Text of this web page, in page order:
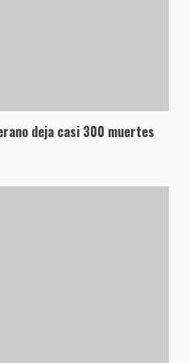
deja casi 300 muertes